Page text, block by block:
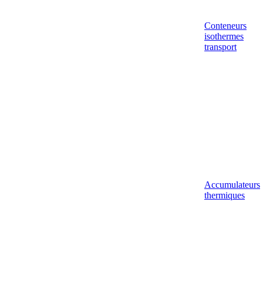
Conteneurs
isothermes
transport
Accumulateurs
thermiques